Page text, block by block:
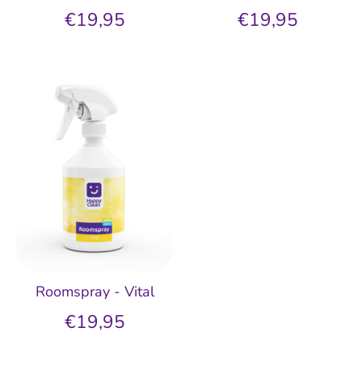
€19,95 €19,95
Roomspray - Vital
€19,95